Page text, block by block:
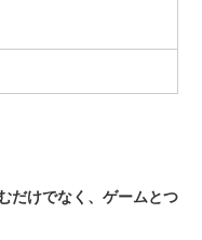
だけでなく、ゲームとつ